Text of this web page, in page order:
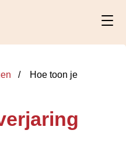
Hoe toon je